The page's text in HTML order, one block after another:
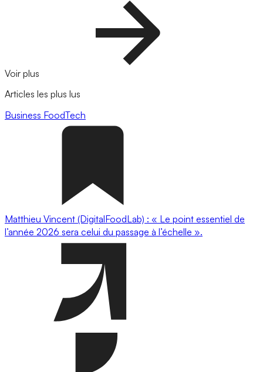
Voir plus
Articles les plus lus
Business FoodTech
Matthieu Vincent (DigitalFoodLab) : « Le point essentiel de
l’année 2026 sera celui du passage à l’échelle ».